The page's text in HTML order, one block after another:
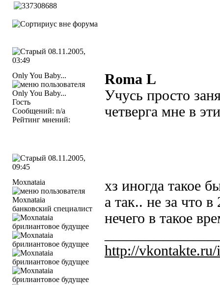
08.11.2005,
03:49
Only You Baby...
Гость
Сообщений: n/a
Рейтинг мнений:
Roma L
Учусь просто
четверга мне в
08.11.2005,
09:45
Moxnataia
банковский специалист
хз иногда такое
а так.. не за что
нечего в такое
http://